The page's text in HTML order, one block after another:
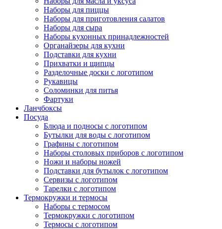
Наборы для пиццы
Наборы для приготовления салатов
Наборы для сыра
Наборы кухонных принадлежностей
Органайзеры для кухни
Подставки для кухни
Прихватки и щипцы
Разделочные доски с логотипом
Рукавицы
Соломинки для питья
Фартуки
Ланчбоксы
Посуда
Блюда и подносы с логотипом
Бутылки для воды с логотипом
Графины с логотипом
Наборы столовых приборов с логотипом
Ножи и наборы ножей
Подставки для бутылок с логотипом
Сервизы с логотипом
Тарелки с логотипом
Термокружки и термосы
Наборы с термосом
Термокружки с логотипом
Термосы с логотипом